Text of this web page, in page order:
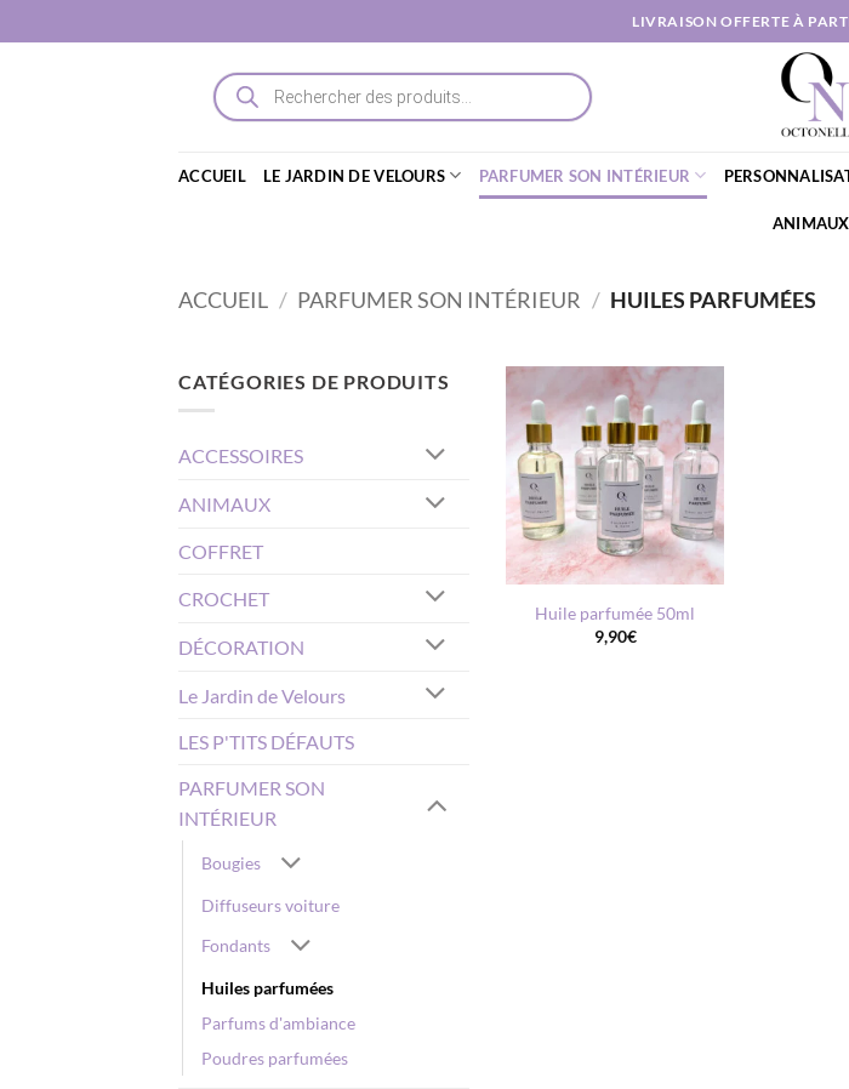
au
LIVRAISON OFFERTE À
Recherche
de
produits
ACCUEIL LE JARDIN DE VELOURS PARFUMER SON INTÉRIEUR
ANIMAUX
ACCUEIL / PARFUMER SON INTÉRIEUR / HUILES PARFUMÉES
CATÉGORIES DE PRODUITS
ACCESSOIRES
ANIMAUX
COFFRET
CROCHET
DÉCORATION
Le Jardin de Velours
LES P'TITS DÉFAUTS
PARFUMER SON
INTÉRIEUR
Bougies
Diffuseurs voiture
Fondants
Huiles parfumées
Parfums d'ambiance
Poudres parfumées
AJOUTER
À MA
LISTE DE
SOUHAITS
+
Huile parfumée 50ml
9,90€